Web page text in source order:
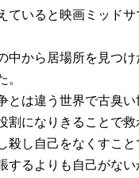
ていると映画ミッド
中から居場所を見つ
。
とは違う世界で古臭
割になりきることで
殺し自己をなくすこ
するよりも自己がな